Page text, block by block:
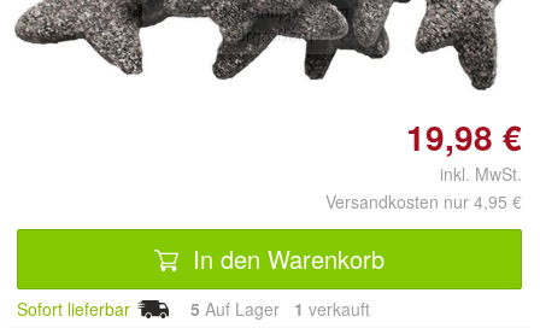
Doppelt antippen zum
vergrößern
19,98 €
inkl. MwSt.
Versandkosten nur 4,95 €
In den Warenkorb
Sofort lieferbar 5 Auf Lager 1 verkauft